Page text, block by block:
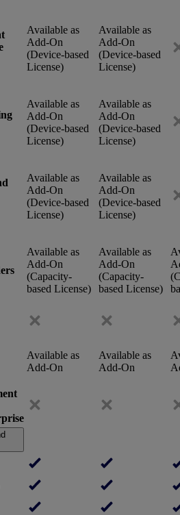
Available as
Add-On
(Device-based
License)
Available as
Add-On
(Device-based
License)
Available as
Add-On
(Device-based
License)
Available as
Add-On
(Device-based
License)
Available as
Add-On
(Device-based
License)
Available as
Add-On
(Device-based
License)
Available as
Add-On
(Capacity-
based License)
Available as
Add-On
(Capacity-
based License)
Available as
Add-On
Available as
Add-On